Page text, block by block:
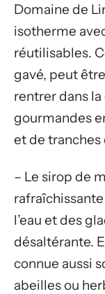
Domaine de
isotherme
réutilisables.
gavé, peut
rentrer dans
gourmandes
et de tranches
– Le sirop de
l’eau et des
désaltérante.
connue aussi
abeilles ou